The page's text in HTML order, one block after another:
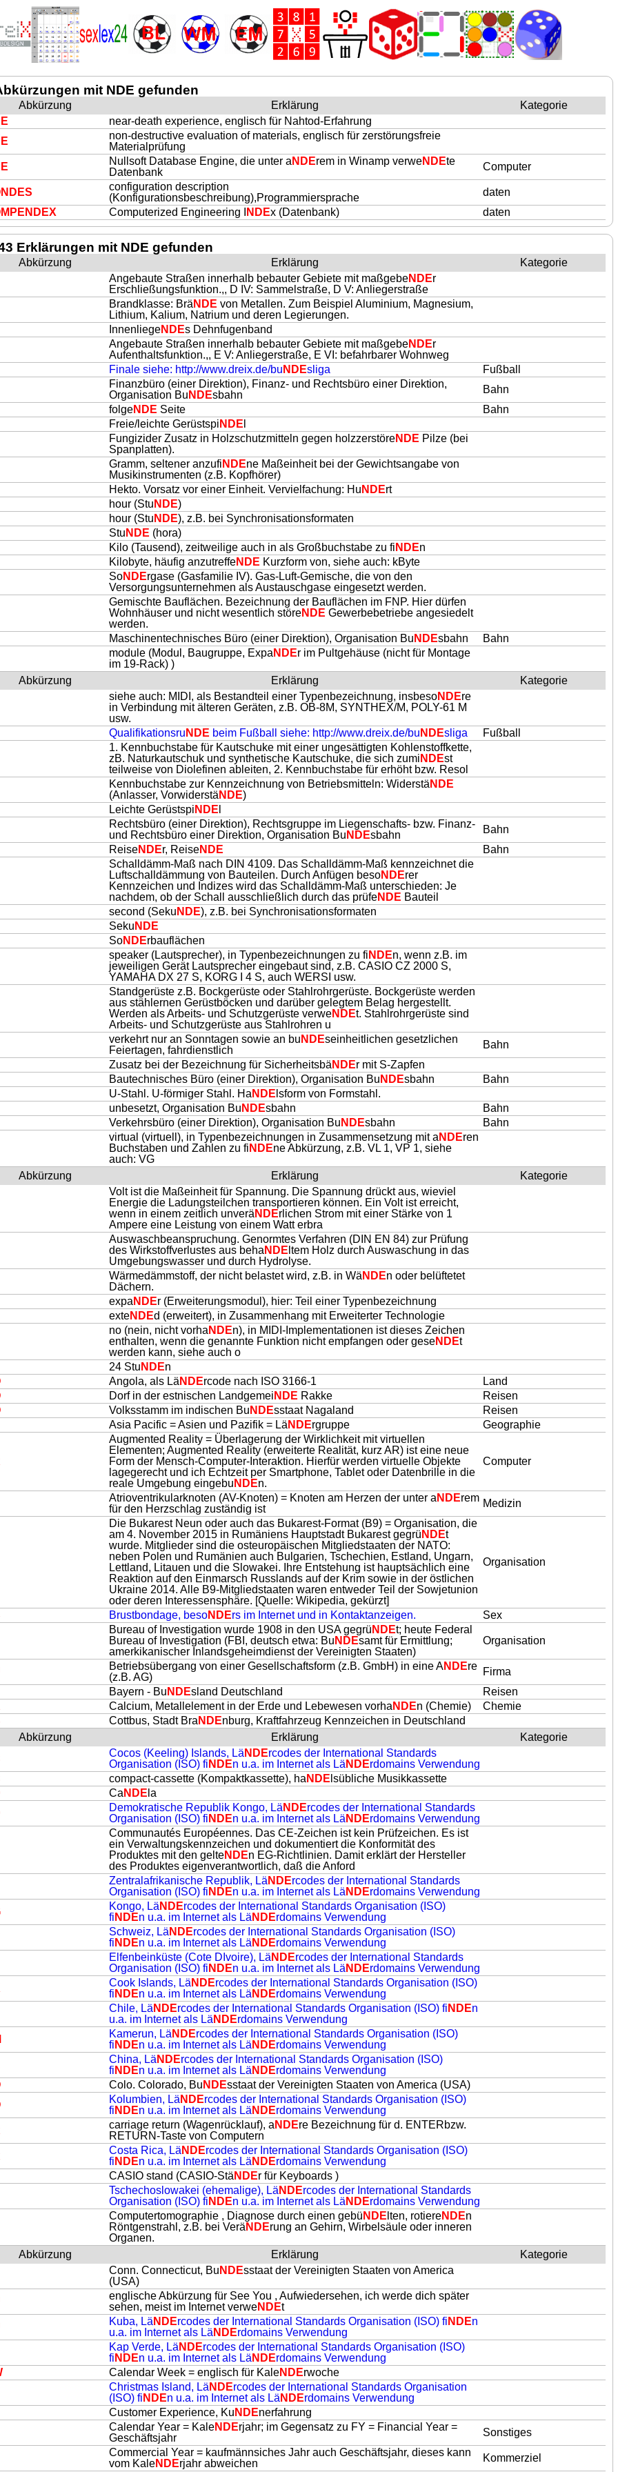
mit NDE gefunden
Abkürzung Erklärung
Kategorie
near-death experience, englisch für Nahtod-Erfahrung
non-destructive evaluation of materials, englisch für zerstörungsfreie
Materialprüfung
Nullsoft Database Engine, die unter a NDErem in Winamp verweNDEte
Datenbank
Computer
NDES
configuration description
(Konfigurationsbeschreibung),Programmiersprache
daten
NDEX Computerized Engineering I NDEx (Datenbank) daten
Erklärungen mit NDE gefunden
Abkürzung Erklärung
Kategorie
Angebaute Straßen innerhalb bebauter Gebiete mit maßgebeNDEr
Erschließungsfunktion.,, D IV: Sammelstraße, D V: Anliegerstraße
Brandklasse: Brä NDE von Metallen. Zum Beispiel Aluminium, Magnesium,
Lithium, Kalium, Natrium und deren Legierungen.
InnenliegeNDEs Dehnfugenband
Angebaute Straßen innerhalb bebauter Gebiete mit maßgebeNDEr
Aufenthaltsfunktion.,, E V: Anliegerstraße, E VI: befahrbarer Wohnweg
Finale siehe: http://www.dreix.de/bu NDEsliga
Fußball
Finanzbüro (einer Direktion), Finanz- und Rechtsbüro einer Direktion,
Organisation Bu NDEsbahn
Bahn
folgeNDE Seite
Bahn
Freie/leichte Gerüstspi NDE
Fungizider Zusatz in Holzschutzmitteln gegen holzzerstöreNDE Pilze (bei
Spanplatten).
Gramm, seltener anzufi NDEne Maßeinheit bei der Gewichtsangabe von
Musikinstrumenten (z.B. Kopfhörer)
Hekto. Vorsatz vor einer Einheit. Vervielfachung: Hu NDErt
hour (Stu NDE)
hour (Stu NDE), z.B. bei Synchronisationsformaten
Stu NDE (hora)
Kilo (Tausend), zeitweilige auch in als Großbuchstabe zu fi NDEn
Kilobyte, häufig anzutreffeNDE Kurzform von, siehe auch: kByte
SoNDErgase (Gasfamilie IV). Gas-Luft-Gemische, die von den
Versorgungsunternehmen als Austauschgase eingesetzt werden.
Gemischte Bauflächen. Bezeichnung der Bauflächen im FNP. Hier dürfen
Wohnhäuser und nicht wesentlich störeNDE Gewerbebetriebe angesiedelt
werden.
Maschinentechnisches Büro (einer Direktion), Organisation Bu NDEsbahn
Bahn
module (Modul, Baugruppe, Expa NDEr im Pultgehäuse (nicht für Montage
im 19-Rack) )
Abkürzung
Erklärung Kategorie
siehe auch: MIDI, als Bestandteil einer Typenbezeichnung, insbesoNDEre
in Verbindung mit älteren Geräten, z.B. OB-8M, SYNTHEX/M, POLY-61 M
usw.
Qualifikationsru NDE beim Fußball siehe: http://www.dreix.de/bu NDEsliga Fußball
1. Kennbuchstabe für Kautschuke mit einer ungesättigten Kohlenstoffkette,
zB. Naturkautschuk und synthetische Kautschuke, die sich zumi NDEst
teilweise von Diolefinen ableiten, 2. Kennbuchstabe für erhöht bzw. Resol
Kennbuchstabe zur Kennzeichnung von Betriebsmitteln: Widerstä NDE
(Anlasser, Vorwiderstä NDE)
Leichte Gerüstspi NDE
Rechtsbüro (einer Direktion), Rechtsgruppe im Liegenschafts- bzw. Finanz-
und Rechtsbüro einer Direktion, Organisation Bu NDEsbahn
Bahn
ReiseNDEr, ReiseNDE Bahn
Schalldämm-Maß nach DIN 4109. Das Schalldämm-Maß kennzeichnet die
Luftschalldämmung von Bauteilen. Durch Anfügen besoNDErer
Kennzeichen und Indizes wird das Schalldämm-Maß unterschieden: Je
nachdem, ob der Schall ausschließlich durch das prüfeNDE Bauteil
second (Seku NDE), z.B. bei Synchronisationsformaten
Seku NDE
SoNDErbauflächen
speaker (Lautsprecher), in Typenbezeichnungen zu fi NDEn, wenn z.B. im
jeweiligen Gerät Lautsprecher eingebaut sind, z.B. CASIO CZ 2000 S,
YAMAHA DX 27 S, KORG I 4 S, auch WERSI usw.
Standgerüste z.B. Bockgerüste oder Stahlrohrgerüste. Bockgerüste werden
aus stählernen Gerüstböcken und darüber gelegtem Belag hergestellt.
Werden als Arbeits- und Schutzgerüste verweNDEt. Stahlrohrgerüste sind
Arbeits- und Schutzgerüste aus Stahlrohren u
verkehrt nur an Sonntagen sowie an bu NDEseinheitlichen gesetzlichen
Feiertagen, fahrdienstlich
Bahn
Zusatz bei der Bezeichnung für Sicherheitsbä NDEr mit S-Zapfen
Bautechnisches Büro (einer Direktion), Organisation Bu NDEsbahn
Bahn
U-Stahl. U-förmiger Stahl. Ha NDE lsform von Formstahl.
unbesetzt, Organisation Bu NDEsbahn
Bahn
Verkehrsbüro (einer Direktion), Organisation Bu NDEsbahn Bahn
virtual (virtuell), in Typenbezeichnungen in Zusammensetzung mit a NDEren
Buchstaben und Zahlen zu fi NDEne Abkürzung, z.B. VL 1, VP 1, siehe
auch: VG
Abkürzung
Erklärung Kategorie
Volt ist die Maßeinheit für Spannung. Die Spannung drückt aus, wieviel
Energie die Ladungsteilchen transportieren können. Ein Volt ist erreicht,
wenn in einem zeitlich unverä NDErlichen Strom mit einer Stärke von 1
Ampere eine Leistung von einem Watt erbra
Auswaschbeanspruchung. Genormtes Verfahren (DIN EN 84) zur Prüfung
des Wirkstoffverlustes aus beha NDE ltem Holz durch Auswaschung in das
Umgebungswasser und durch Hydrolyse.
Wärmedämmstoff, der nicht belastet wird, z.B. in Wä NDEn oder belüftetet
Dächern.
expa NDEr (Erweiterungsmodul), hier: Teil einer Typenbezeichnung
exteNDEd (erweitert), in Zusammenhang mit Erweiterter Technologie
no (nein, nicht vorha NDEn), in MIDI-Implementationen ist dieses Zeichen
enthalten, wenn die genannte Funktion nicht empfangen oder geseNDEt
werden kann, siehe auch o
24 Stu NDEn
Angola, als Lä NDErcode nach ISO 3166-1
Land
Dorf in der estnischen Landgemei NDE Rakke
Reisen
Volksstamm im indischen Bu NDEsstaat Nagaland
Reisen
Asia Pacific = Asien und Pazifik = Lä NDErgruppe Geographie
Augmented Reality = Überlagerung der Wirklichkeit mit virtuellen
Elementen; Augmented Reality (erweiterte Realität, kurz AR) ist eine neue
Form der Mensch-Computer-Interaktion. Hierfür werden virtuelle Objekte
lagegerecht und ich Echtzeit per Smartphone, Tablet oder Datenbrille in die
reale Umgebung eingebu NDEn.
Computer
Atrioventrikularknoten (AV-Knoten) = Knoten am Herzen der unter a NDErem
für den Herzschlag zuständig ist
Medizin
Die Bukarest Neun oder auch das Bukarest-Format (B9) = Organisation, die
am 4. November 2015 in Rumäniens Hauptstadt Bukarest gegrü NDEt
wurde. Mitglieder sind die osteuropäischen Mitgliedstaaten der NATO:
neben Polen und Rumänien auch Bulgarien, Tschechien, Estland, Ungarn,
Lettland, Litauen und die Slowakei. Ihre Entstehung ist hauptsächlich eine
Reaktion auf den Einmarsch Russlands auf der Krim sowie in der östlichen
Ukraine 2014. Alle B9-Mitgliedstaaten waren entweder Teil der Sowjetunion
oder deren Interessensphäre. [Quelle: Wikipedia, gekürzt]
Organisation
Brustbondage, besoNDErs im Internet und in Kontaktanzeigen. Sex
Bureau of Investigation wurde 1908 in den USA gegrü NDEt; heute Federal
Bureau of Investigation (FBI, deutsch etwa: Bu NDEsamt für Ermittlung;
amerkikanischer Inlandsgeheimdienst der Vereinigten Staaten)
Organisation
Betriebsübergang von einer Gesellschaftsform (z.B. GmbH) in eine ANDEre
(z.B. AG)
Firma
Bayern - Bu NDEsland Deutschland
Reisen
Calcium, Metallelement in der Erde und Lebewesen vorha NDEn (Chemie)
Chemie
Cottbus, Stadt Bra NDEnburg, Kraftfahrzeug Kennzeichen in Deutschland
Abkürzung
Erklärung
Kategorie
Cocos (Keeling) Islands, Lä NDErcodes der International Standards
Organisation (ISO) fi NDEn u.a. im Internet als Lä NDErdomains Verwendung
compact-cassette (Kompaktkassette), ha NDE lsübliche Musikkassette
Ca NDE la
Demokratische Republik Kongo, Lä NDErcodes der International Standards
Organisation (ISO) fi NDEn u.a. im Internet als Lä NDErdomains Verwendung
Communautés Européennes. Das CE-Zeichen ist kein Prüfzeichen. Es ist
ein Verwaltungskennzeichen und dokumentiert die Konformität des
Produktes mit den gelteNDEn EG-Richtlinien. Damit erklärt der Hersteller
des Produktes eigenverantwortlich, daß die Anford
Zentralafrikanische Republik, Lä NDErcodes der International Standards
Organisation (ISO) fi NDEn u.a. im Internet als Lä NDErdomains Verwendung
Kongo, Lä NDErcodes der International Standards Organisation (ISO)
fi NDEn u.a. im Internet als Lä NDErdomains Verwendung
Schweiz, Lä NDErcodes der International Standards Organisation (ISO)
fi NDEn u.a. im Internet als Lä NDErdomains Verwendung
Elfenbeinküste (Cote DIvoire), Lä NDErcodes der International Standards
Organisation (ISO) fi NDEn u.a. im Internet als Lä NDErdomains Verwendung
Cook Islands, Lä NDErcodes der International Standards Organisation (ISO)
fi NDEn u.a. im Internet als Lä NDErdomains Verwendung
Chile, Lä NDErcodes der International Standards Organisation (ISO) fi NDEn
u.a. im Internet als Lä NDErdomains Verwendung
Kamerun, Lä NDErcodes der International Standards Organisation (ISO)
fi NDEn u.a. im Internet als Lä NDErdomains Verwendung
China, Lä NDErcodes der International Standards Organisation (ISO)
fi NDEn u.a. im Internet als Lä NDErdomains Verwendung
Colo. Colorado, Bu NDEsstaat der Vereinigten Staaten von America (USA)
Kolumbien, Lä NDErcodes der International Standards Organisation (ISO)
fi NDEn u.a. im Internet als Lä NDErdomains Verwendung
carriage return (Wagenrücklauf), a NDEre Bezeichnung für d. ENTERbzw.
RETURN-Taste von Computern
Costa Rica, Lä NDErcodes der International Standards Organisation (ISO)
fi NDEn u.a. im Internet als Lä NDErdomains Verwendung
CASIO stand (CASIO-Stä NDEr für Keyboards )
Tschechoslowakei (ehemalige), Lä NDErcodes der International Standards
Organisation (ISO) fi NDEn u.a. im Internet als Lä NDErdomains Verwendung
Computertomographie , Diagnose durch einen gebü NDE lten, rotiereNDEn
Röntgenstrahl, z.B. bei Verä NDErung an Gehirn, Wirbelsäule oder inneren
Organen.
Abkürzung
Erklärung
Kategorie
Conn. Connecticut, Bu NDEsstaat der Vereinigten Staaten von America
(USA)
englische Abkürzung für See You , Aufwiedersehen, ich werde dich später
sehen, meist im Internet verweNDEt
Kuba, Lä NDErcodes der International Standards Organisation (ISO) fi NDEn
u.a. im Internet als Lä NDErdomains Verwendung
Kap Verde, Lä NDErcodes der International Standards Organisation (ISO)
fi NDEn u.a. im Internet als Lä NDErdomains Verwendung
Calendar Week = englisch für KaleNDErwoche
Christmas Island, Lä NDErcodes der International Standards Organisation
(ISO) fi NDEn u.a. im Internet als Lä NDErdomains Verwendung
Customer Experience, Ku NDEnerfahrung
Calendar Year = KaleNDErjahr; im Gegensatz zu FY = Financial Year =
Geschäftsjahr
Sonstiges
Commercial Year = kaufmännsiches Jahr auch Geschäftsjahr, dieses kann
vom KaleNDErjahr abweichen Kommerziel